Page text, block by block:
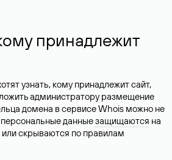
принадлежит
узнать, кому принадлежит сайт,
администратору размещение
домена в сервисе Whois можно не
персональные данныезащищаются на
скрываются по правилам